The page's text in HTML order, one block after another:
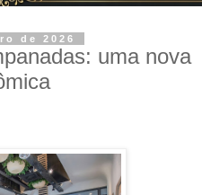
de 2026
uma nova